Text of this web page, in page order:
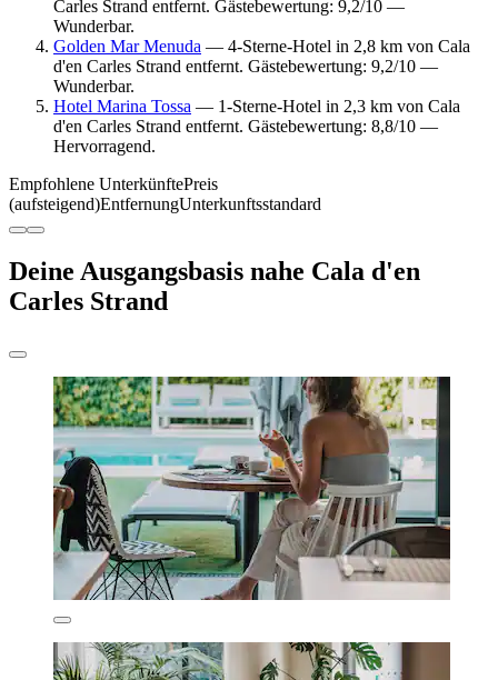
Carles Strand entfernt. Gästebewertung: 9,2/10 —
Wunderbar.
Golden Mar Menuda — 4-Sterne-Hotel in 2,8 km von Cala
d'en Carles Strand entfernt. Gästebewertung: 9,2/10 —
Wunderbar.
Hotel Marina Tossa — 1-Sterne-Hotel in 2,3 km von Cala
d'en Carles Strand entfernt. Gästebewertung: 8,8/10 —
Hervorragend.
Empfohlene UnterkünftePreis
(aufsteigend)EntfernungUnterkunftsstandard
Deine Ausgangsbasis nahe Cala d'en
Carles Strand